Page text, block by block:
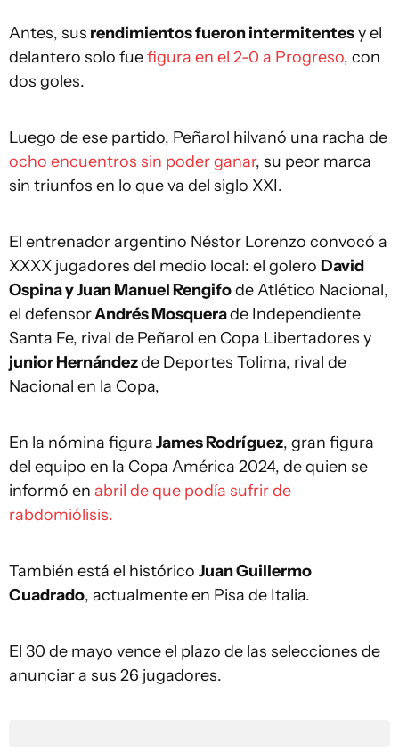
Antes, sus rendimientos fueron intermitentesy el
delantero solo fuefigura en el 2-0 a Progreso, con
dos goles.
Luego de ese partido, Peñarol hilvanó una racha de
ocho encuentros sin poder ganar, su peor marca
sin triunfos en lo que va del siglo XXI.
El entrenador argentino Néstor Lorenzo convocó a
XXXX jugadores del medio local: el golero David
Ospina y Juan Manuel Rengifode Atlético Nacional,
el defensorAndrés Mosquerade Independiente
Santa Fe, rival de Peñarol en Copa Libertadores y
junior Hernándezde Deportes Tolima, rival de
Nacional en la Copa,
En la nómina figuraJames Rodríguez, gran figura
del equipo en la Copa América 2024, de quien se
informó en abril de que podía sufrir de
rabdomiólisis.
También está el histórico Juan Guillermo
Cuadrado, actualmente en Pisa de Italia.
El 30 de mayo vence el plazo de las selecciones de
anunciar a sus 26 jugadores.